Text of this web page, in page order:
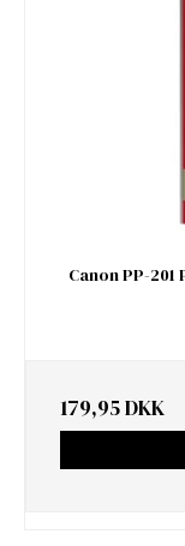
Canon PP-201
179,95 DKK